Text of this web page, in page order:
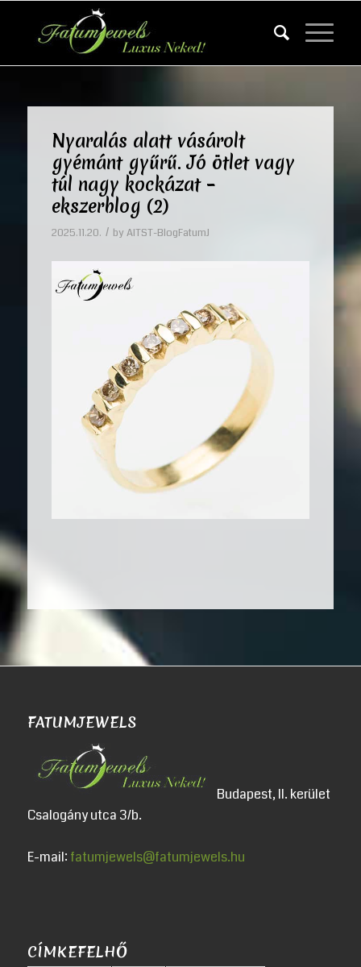
Nyaralás alatt vásárolt
gyémánt gyűrű. Jó ötlet vagy
túl nagy kockázat –
ekszerblog (2)
2025.11.20. / by AITST-BlogFatumJ
FATUMJEWELS
Budapest, II. kerület
Csalogány utca 3/b.
E-mail: fatumjewels@fatumjewels.hu
CÍMKEFELHŐ